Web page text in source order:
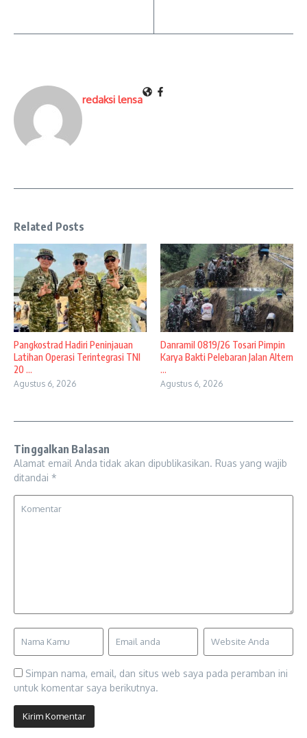
redaksi lensa
Related Posts
Pangkostrad Hadiri Peninjauan
Latihan Operasi Terintegrasi TNI
20 ...
Agustus 6, 2026
Danramil 0819/26 Tosari Pimpin
Karya Bakti Pelebaran Jalan Altern
...
Agustus 6, 2026
Tinggalkan Balasan
Alamat email Anda tidak akan dipublikasikan. Ruas yang wajib
ditandai *
Simpan nama, email, dan situs web saya pada peramban ini
untuk komentar saya berikutnya.